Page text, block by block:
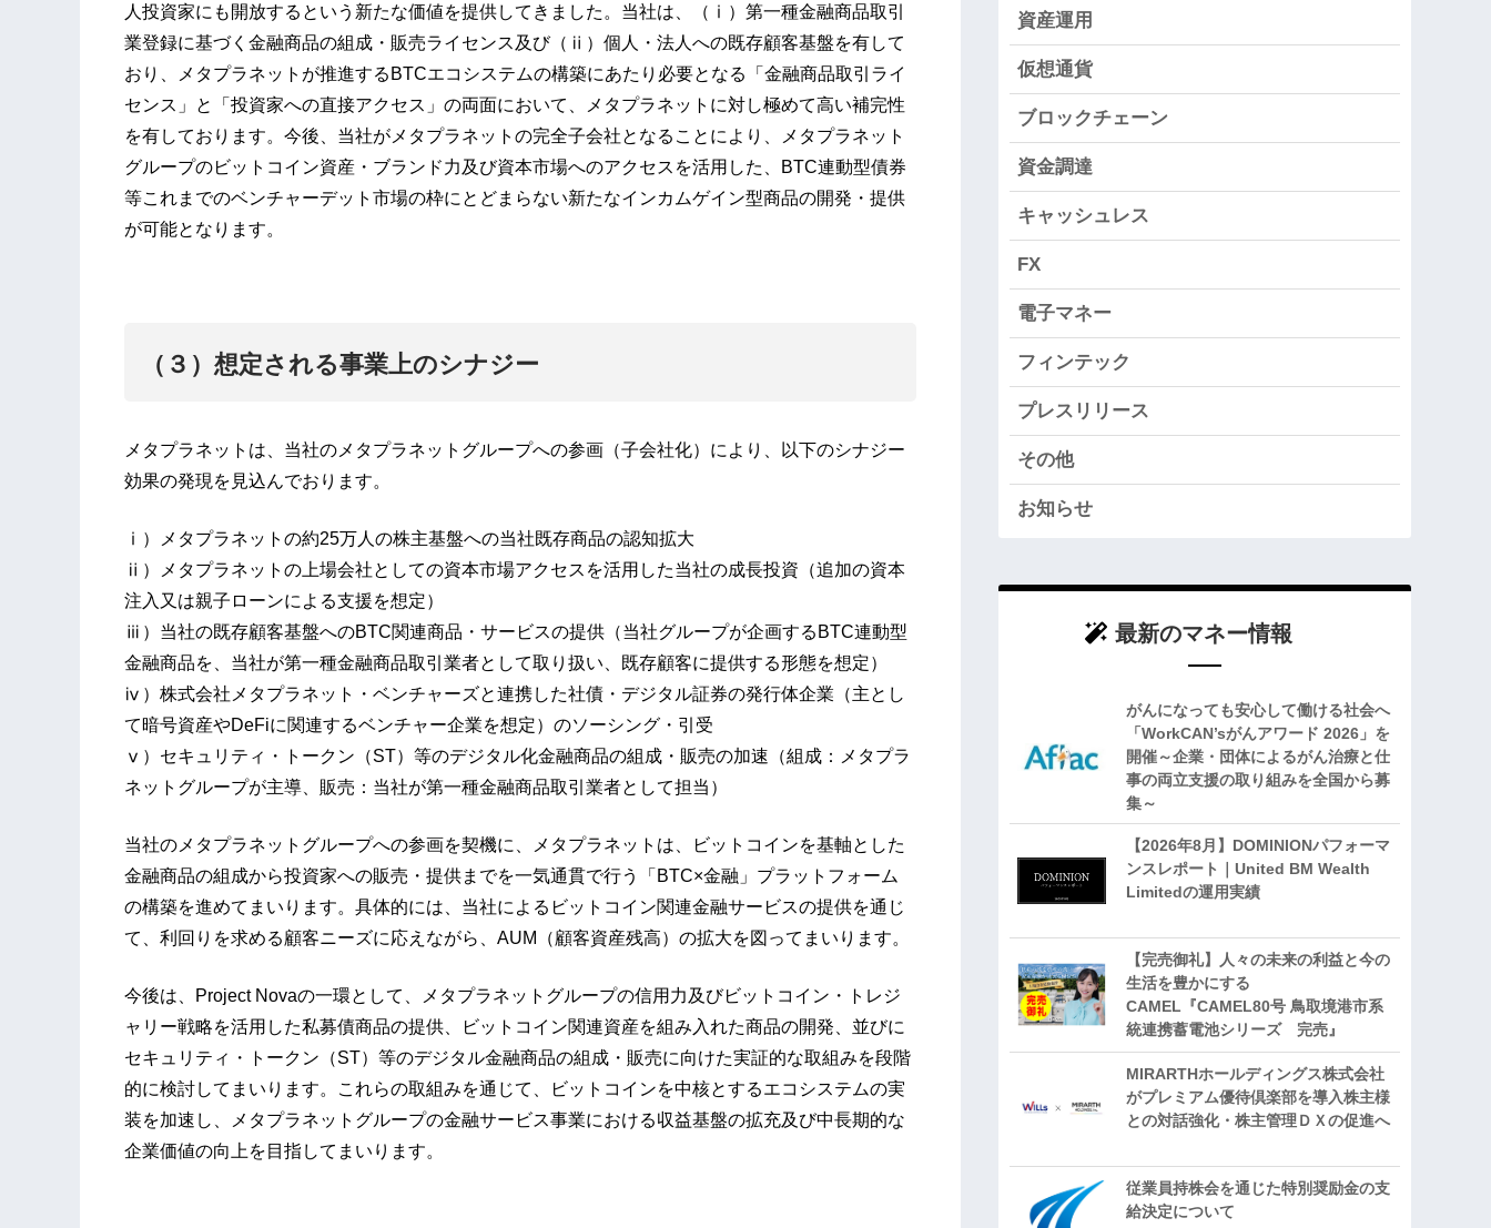
人投資家にも開放するという新たな価値を提供してきました。当社は、（ⅰ）第一種金融商品取引
業登録に基づく金融商品の組成・販売ライセンス及び（ⅱ）個人・法人への既存顧客基盤を有して
おり、メタプラネットが推進するBTCエコシステムの構築にあたり必要となる「金融商品取引ライ
センス」と「投資家への直接アクセス」の両面において、メタプラネットに対し極めて高い補完性
を有しております。今後、当社がメタプラネットの完全子会社となることにより、メタプラネット
グループのビットコイン資産・ブランド力及び資本市場へのアクセスを活用した、BTC連動型債券
等これまでのベンチャーデット市場の枠にとどまらない新たなインカムゲイン型商品の開発・提供
が可能となります。
（３）想定される事業上のシナジー
メタプラネットは、当社のメタプラネットグループへの参画（子会社化）により、以下のシナジー
効果の発現を見込んでおります。
ⅰ）メタプラネットの約25万人の株主基盤への当社既存商品の認知拡大
ⅱ）メタプラネットの上場会社としての資本市場アクセスを活用した当社の成長投資（追加の資本
注入又は親子ローンによる支援を想定）
ⅲ）当社の既存顧客基盤へのBTC関連商品・サービスの提供（当社グループが企画するBTC連動型
金融商品を、当社が第一種金融商品取引業者として取り扱い、既存顧客に提供する形態を想定）
ⅳ）株式会社メタプラネット・ベンチャーズと連携した社債・デジタル証券の発行体企業（主とし
て暗号資産やDeFiに関連するベンチャー企業を想定）のソーシング・引受
ⅴ）セキュリティ・トークン（ST）等のデジタル化金融商品の組成・販売の加速（組成：メタプラ
ネットグループが主導、販売：当社が第一種金融商品取引業者として担当）
当社のメタプラネットグループへの参画を契機に、メタプラネットは、ビットコインを基軸とした
金融商品の組成から投資家への販売・提供までを一気通貫で行う「BTC×金融」プラットフォーム
の構築を進めてまいります。具体的には、当社によるビットコイン関連金融サービスの提供を通じ
て、利回りを求める顧客ニーズに応えながら、AUM（顧客資産残高）の拡大を図ってまいります。
今後は、Project Novaの一環として、メタプラネットグループの信用力及びビットコイン・トレジ
ャリー戦略を活用した私募債商品の提供、ビットコイン関連資産を組み入れた商品の開発、並びに
セキュリティ・トークン（ST）等のデジタル金融商品の組成・販売に向けた実証的な取組みを段階
的に検討してまいります。これらの取組みを通じて、ビットコインを中核とするエコシステムの実
装を加速し、メタプラネットグループの金融サービス事業における収益基盤の拡充及び中長期的な
企業価値の向上を目指してまいります。
資産運用
仮想通貨
ブロックチェーン
資金調達
キャッシュレス
FX
電子マネー
フィンテック
プレスリリース
その他
お知らせ
最新のマネー情報
がんになっても安心して働ける社会へ
「WorkCAN’sがんアワード 2026」を
開催～企業・団体によるがん治療と仕
事の両立支援の取り組みを全国から募
集～
【2026年8月】DOMINIONパフォーマ
ンスレポート｜United BM Wealth
Limitedの運用実績
【完売御礼】人々の未来の利益と今の
生活を豊かにする
CAMEL『CAMEL80号 鳥取境港市系
統連携蓄電池シリーズ 完売』
MIRARTHホールディングス株式会社
がプレミアム優待倶楽部を導入株主様
との対話強化・株主管理ＤＸの促進へ
従業員持株会を通じた特別奨励金の支
給決定について